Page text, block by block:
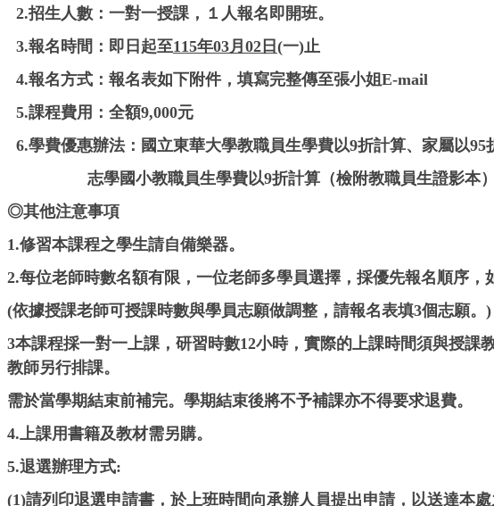
2.招生人數：一對一授課，１人報名即開班。
3.報名時間：即日起至115年03月02日 (一)止
4.報名方式：報名表如下附件，填寫完整傳至張小姐E-mail
5.課程費用：全額9,000元
6.學費優惠辦法：國立東華大學教職員生學費以9折計算、家屬以95
志學國小教職員生學費以9折計算（檢附教職員生證影本）
◎其他注意事項
1.修習本課程之學生請自備樂器。
2.每位老師時數名額有限，一位老師多學員選擇，採優先報名順序
(依據授課老師可授課時數與學員志願做調整，請報名表填3個志願。)
3本課程採一對一上課，研習時數12小時，實際的上課時間須與授
教師另行排課。
需於當學期結束前補完。學期結束後將不予補課亦不得要求退費。
4.上課用書籍及教材需另購。
5.退選辦理方式:
(1)請列印退選申請書，於上班時間向承辦人員提出申請，以送達本處